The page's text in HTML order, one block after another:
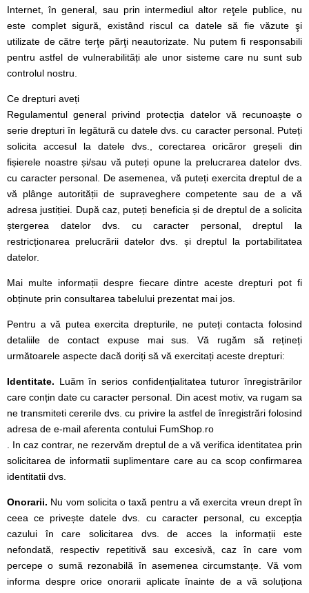
Internet, în general, sau prin intermediul altor reţele publice, nu
este complet sigură, existând riscul ca datele să fie văzute şi
utilizate de către terţe părţi neautorizate. Nu putem fi responsabili
pentru astfel de vulnerabilități ale unor sisteme care nu sunt sub
controlul nostru.
Ce drepturi aveți
Regulamentul general privind protecția datelor vă recunoaște o
serie drepturi în legătură cu datele dvs. cu caracter personal. Puteți
solicita accesul la datele dvs., corectarea oricăror greșeli din
fișierele noastre și/sau vă puteți opune la prelucrarea datelor dvs.
cu caracter personal. De asemenea, vă puteți exercita dreptul de a
vă plânge autorității de supraveghere competente sau de a vă
adresa justiției. După caz, puteți beneficia și de dreptul de a solicita
ștergerea datelor dvs. cu caracter personal, dreptul la
restricționarea prelucrării datelor dvs. și dreptul la portabilitatea
datelor.
Mai multe informații despre fiecare dintre aceste drepturi pot fi
obținute prin consultarea tabelului prezentat mai jos.
Pentru a vă putea exercita drepturile, ne puteți contacta folosind
detaliile de contact expuse mai sus. Vă rugăm să rețineți
următoarele aspecte dacă doriți să vă exercitați aceste drepturi:
Identitate. Luăm în serios confidențialitatea tuturor înregistrărilor
care conțin date cu caracter personal. Din acest motiv, va rugam sa
ne transmiteti cererile dvs. cu privire la astfel de înregistrări folosind
adresa de e-mail aferenta contului FumShop.ro
. In caz contrar, ne rezervăm dreptul de a vă verifica identitatea prin
solicitarea de informatii suplimentare care au ca scop confirmarea
identitatii dvs.
Onorarii. Nu vom solicita o taxă pentru a vă exercita vreun drept în
ceea ce privește datele dvs. cu caracter personal, cu excepția
cazului în care solicitarea dvs. de acces la informații este
nefondată, respectiv repetitivă sau excesivă, caz în care vom
percepe o sumă rezonabilă în asemenea circumstanțe. Vă vom
informa despre orice onorarii aplicate înainte de a vă soluționa